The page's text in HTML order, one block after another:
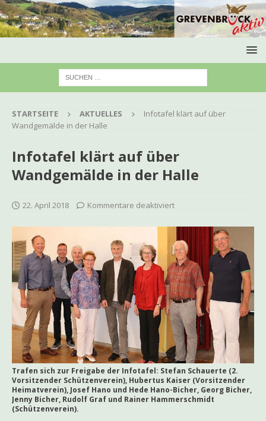
STARTSEITE AKTUELLES
Infotafel klärt auf über
Wandgemälde in der Halle
Infotafel klärt auf über
Wandgemälde in der Halle
22. April 2018 Kommentare deaktiviert
Trafen sich zur Freigabe der Infotafel: Stefan Schauerte (2.
Vorsitzender Schützenverein), Hubertus Kaiser (Vorsitzender
Heimatverein), Josef Hano und Hede Hano-Bicher, Georg Bicher,
Jenny Bicher, Rudolf Graf und Rainer Hammerschmidt
(Schützenverein).